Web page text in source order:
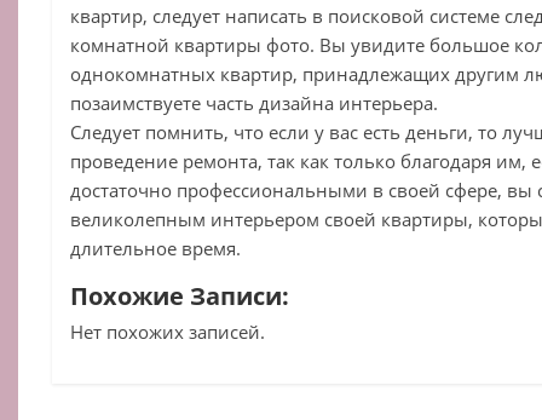
квартир, следует написать в поисковой системе
комнатной квартиры фото. Вы увидите большое
однокомнатных квартир, принадлежащих другим
позаимствуете часть дизайна интерьера.
Следует помнить, что если у вас есть деньги, то
проведение ремонта, так как только благодаря им,
достаточно профессиональными в своей сфере, вы
великолепным интерьером своей квартиры,
длительное время.
Похожие Записи:
Нет похожих записей.